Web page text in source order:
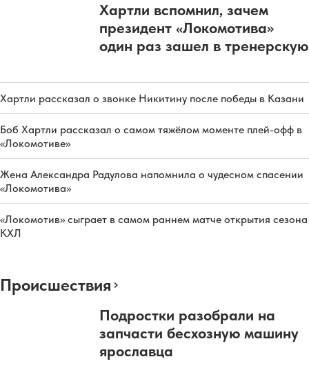
Хартли вспомнил, зачем
президент «Локомотива»
один раз зашел в тренерскую
Хартли рассказал о звонке Никитину после победы в Казани
Боб Хартли рассказал о самом тяжёлом моменте плей-офф в
«Локомотиве»
Жена Александра Радулова напомнила о чудесном спасении
«Локомотива»
«Локомотив» сыграет в самом раннем матче открытия сезона
КХЛ
Происшествия
Подростки разобрали на
запчасти бесхозную машину
ярославца